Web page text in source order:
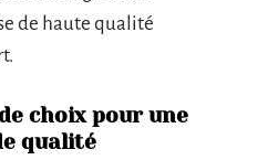
de haute qualité
choix pour une
qualité